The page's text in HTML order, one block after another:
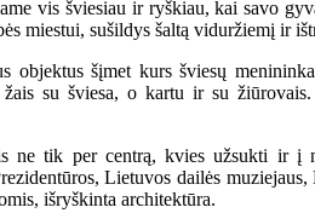
vis šviesiau ir ryškiau, kai savo
miestui, sušildys šaltą viduržiemį ir
objektus šįmet kurs šviesų
su šviesa, o kartu ir su
ne tik per centrą, kvies užsukti ir
Lietuvos dailės
išryškinta architektūra.